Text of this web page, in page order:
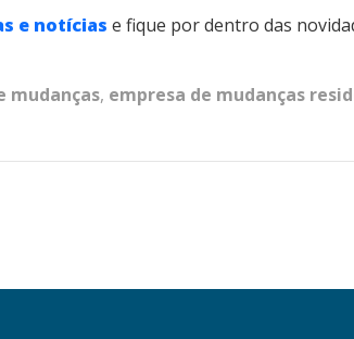
e notícias e fique por dentro das
mudanças, empresa de mudanças